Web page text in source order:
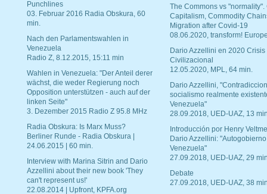
Punchlines
03. Februar 2016 Radia Obskura, 60
min.
Nach den Parlamentswahlen in
Venezuela
Radio Z, 8.12.2015, 15:11 min
Wahlen in Venezuela: "Der Anteil derer
wächst, die weder Regierung noch
Opposition unterstützen - auch auf der
linken Seite"
3. Dezember 2015 Radio Z 95.8 MHz
Radia Obskura: Is Marx Muss?
Berliner Runde - Radia Obskura |
24.06.2015 | 60 min.
Interview with Marina Sitrin and Dario
Azzellini about their new book 'They
can't represent us!'
22.08.2014 | Upfront, KPFA.org
The Commons vs "normality".
Capitalism, Commodity
Migration after Covid-19
08.06.2020, transform!
Dario Azzellini en 2020 Crisis
Civilizacional
12.05.2020, MPL, 64 min.
Dario Azzellini,
socialismo realmente
Venezuela"
28.09.2018, UED-UAZ, 13
Introducción por Henry
Dario Azzellini:
Venezuela"
27.09.2018, UED-UAZ, 29
Debate
27.09.2018, UED-UAZ, 38